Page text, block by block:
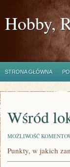
Hobby,
STRONA GŁÓWNA
Wśród
MOŻLIWOŚĆ
Punkty, w jakich